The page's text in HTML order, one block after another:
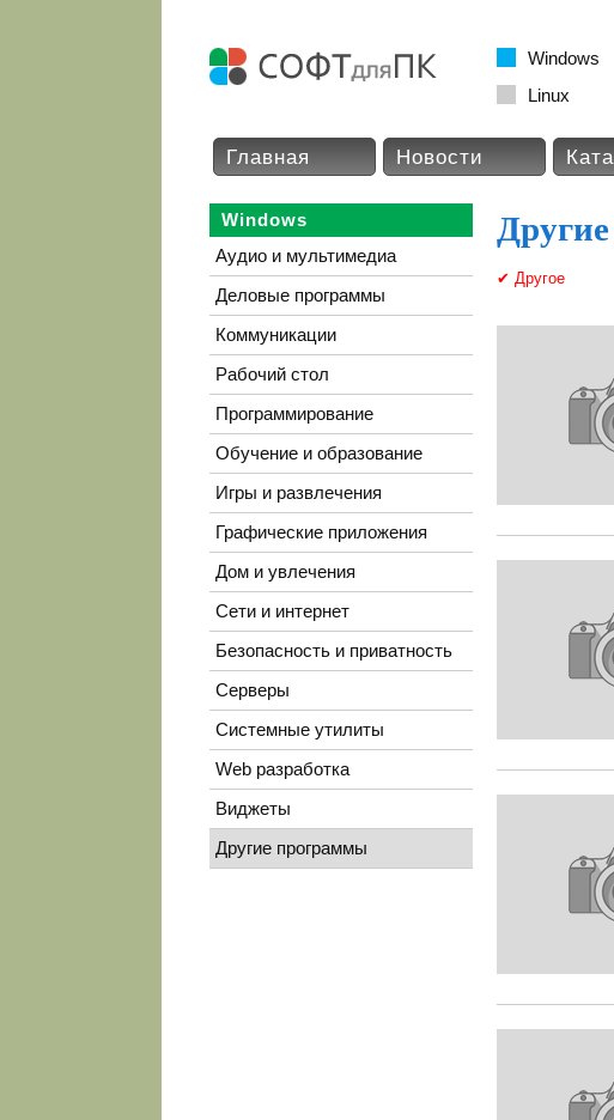
Windows
Linux
Главная Новости
Windows
Аудио и мультимедиа
Деловые программы
Коммуникации
Рабочий стол
Программирование
Обучение и образование
Игры и развлечения
Графические приложения
Дом и увлечения
Сети и интернет
Безопасность и приватность
Серверы
Системные утилиты
Web разработка
Виджеты
Другие программы
✔ Другое